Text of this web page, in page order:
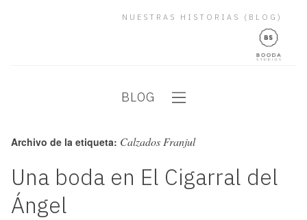
NUESTRAS HISTORIAS (BLOG)
BLOG
Archivo de la etiqueta: Calzados Franjul
Una boda en El Cigarral del
Ángel